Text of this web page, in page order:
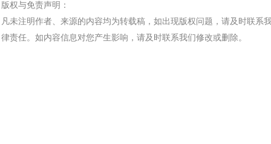
版权与免责声明：
凡未注明作者、来源的内容均为转载稿，如出现版权问题，请及时联
律责任。如内容信息对您产生影响，请及时联系我们修改或删除。